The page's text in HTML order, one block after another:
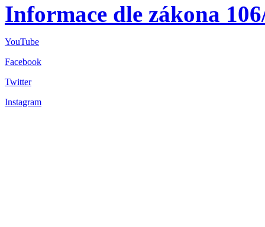
Informace dle zákona
YouTube
Facebook
Twitter
Instagram